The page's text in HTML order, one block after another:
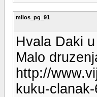
milos_pg_91
Hvala Daki
Malo
http://
kuku-